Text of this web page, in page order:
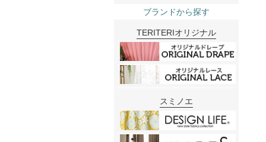
ブランドから探す
TERITERIオリジナル
スミノエ